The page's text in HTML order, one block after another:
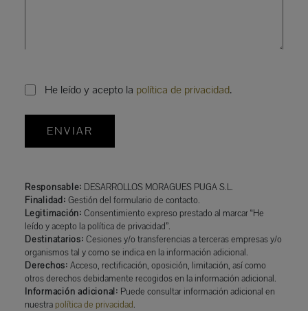
He leído y acepto la política de privacidad.
ENVIAR
Responsable: DESARROLLOS MORAGUES PUGA S.L.
Finalidad: Gestión del formulario de contacto.
Legitimación: Consentimiento expreso prestado al marcar “He
leído y acepto la política de privacidad”.
Destinatarios: Cesiones y/o transferencias a terceras empresas y/o
organismos tal y como se indica en la información adicional.
Derechos: Acceso, rectificación, oposición, limitación, así como
otros derechos debidamente recogidos en la información adicional.
Información adicional: Puede consultar información adicional en
nuestra política de privacidad.